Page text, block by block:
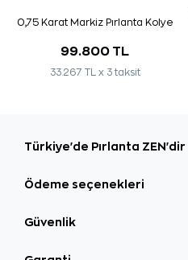
0,75 Karat Markiz Pırlanta Kolye
99.800 TL
33.267 TL x 3 taksit
Türkiye'de Pırlanta ZEN'dir
Ödeme seçenekleri
Güvenlik